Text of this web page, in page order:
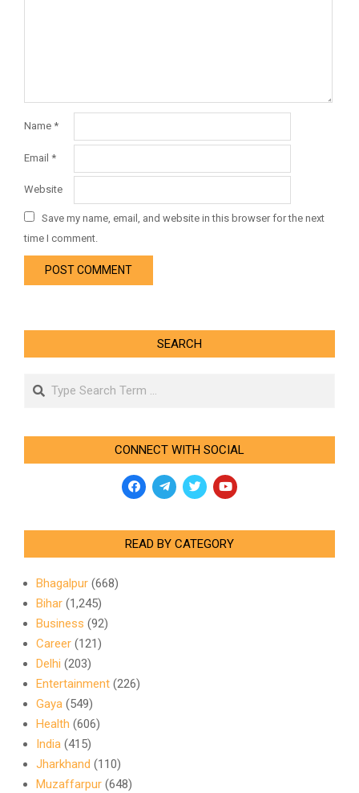
Name *
Email *
Website
Save my name, email, and website in this browser for the next
time I comment.
SEARCH
Search
CONNECT WITH SOCIAL
READ BY CATEGORY
Bhagalpur (668)
Bihar (1,245)
Business (92)
Career (121)
Delhi (203)
Entertainment (226)
Gaya (549)
Health (606)
India (415)
Jharkhand (110)
Muzaffarpur (648)